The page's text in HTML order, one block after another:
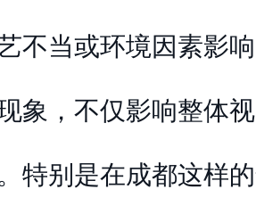
不当或环境因素影
象，不仅影响整体
特别是在成都这样